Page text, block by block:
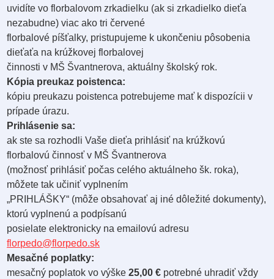
uvidíte vo florbalovom zrkadielku (ak si zrkadielko dieťa
nezabudne) viac ako tri červené
florbalové píšťalky, pristupujeme k ukončeniu pôsobenia
dieťaťa na krúžkovej florbalovej
činnosti v MŠ Švantnerova, aktuálny školský rok.
Kópia preukaz poistenca:
kópiu preukazu poistenca potrebujeme mať k dispozícii v
prípade úrazu.
Prihlásenie sa:
ak ste sa rozhodli Vaše dieťa prihlásiť na krúžkovú
florbalovú činnosť v MŠ Švantnerova
(možnosť prihlásiť počas celého aktuálneho šk. roka),
môžete tak učiniť vyplnením
„PRIHLÁŠKY“ (môže obsahovať aj iné dôležité dokumenty),
ktorú vyplnenú a podpísanú
posielate elektronicky na emailovú adresu
florpedo@florpedo.sk
Mesačné poplatky:
mesačný poplatok vo výške25,00 € potrebné uhradiť vždy